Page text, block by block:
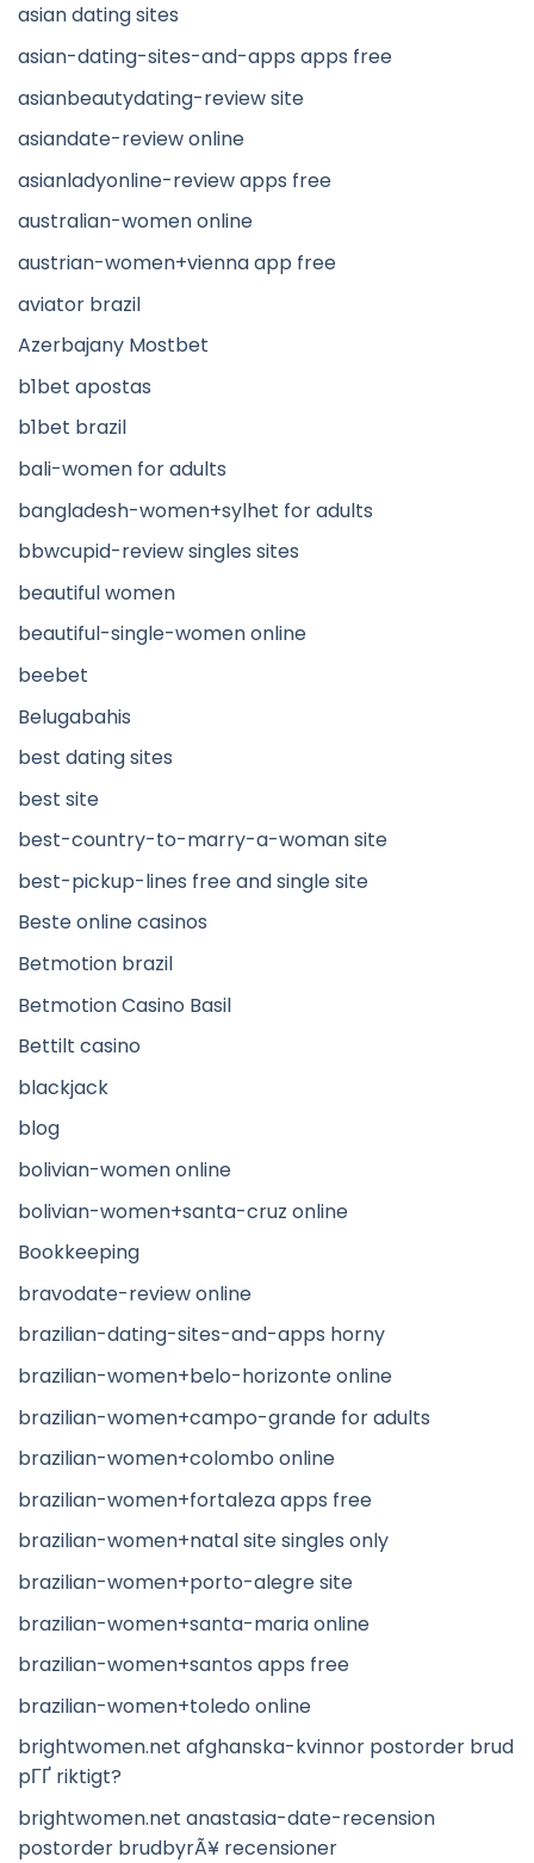
asian dating sites
asian-dating-sites-and-apps apps free
asianbeautydating-review site
asiandate-review online
asianladyonline-review apps free
australian-women online
austrian-women+vienna app free
aviator brazil
Azerbajany Mostbet
b1bet apostas
b1bet brazil
bali-women for adults
bangladesh-women+sylhet for adults
bbwcupid-review singles sites
beautiful women
beautiful-single-women online
beebet
Belugabahis
best dating sites
best site
best-country-to-marry-a-woman site
best-pickup-lines free and single site
Beste online casinos
Betmotion brazil
Betmotion Casino Basil
Bettilt casino
blackjack
blog
bolivian-women online
bolivian-women+santa-cruz online
Bookkeeping
bravodate-review online
brazilian-dating-sites-and-apps horny
brazilian-women+belo-horizonte online
brazilian-women+campo-grande for adults
brazilian-women+colombo online
brazilian-women+fortaleza apps free
brazilian-women+natal site singles only
brazilian-women+porto-alegre site
brazilian-women+santa-maria online
brazilian-women+santos apps free
brazilian-women+toledo online
brightwomen.net afghanska-kvinnor postorder brud
pГҐ riktigt?
brightwomen.net anastasia-date-recension
postorder brudbyrÃ¥ recensioner